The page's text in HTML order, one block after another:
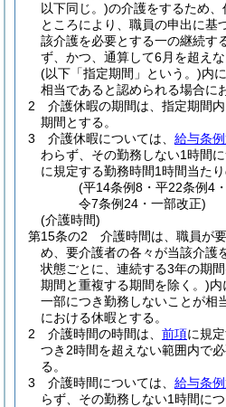
以下同じ。)の介護をするため
ところにより、職員の申出に基
該介護を必要とする一の継続す
ず、かつ、通算して6月を超え
(以下「指定期間」という。)内
相当であると認められる場合に
2
介護休暇の期間は、指定期間
期間とする。
3
介護休暇については、 給与条
わらず、その勤務しない1時間に
に規定する勤務時間1時間当た
(平14条例8・平22条例4
令7条例24・一部改正)
(介護時間)
第15条の2
介護時間は、職員が
め、要介護者の各々が当該介護
状態ごとに、連続する3年の期間
期間と重複する期間を除く。)内
一部につき勤務しないことが相
における休暇とする。
2
介護時間の時間は、 前項に規
つき2時間を超えない範囲内で
る。
3
介護時間については、 給与条
らず、その勤務しない1時間につ